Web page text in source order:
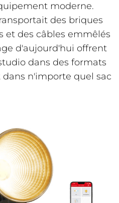
moderne.
des briques
et des câbles emmêlés
d'aujourd'hui offrent
dans des formats
n'importe quel sac